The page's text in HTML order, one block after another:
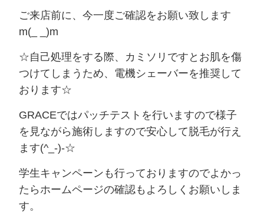
ご来店前に、今一度ご確認をお願い致します
m(_ _)m
☆自己処理をする際、カミソリですとお肌を傷
つけてしまうため、電機シェーバーを推奨して
おります☆
GRACEではパッチテストを行いますので様子
を見ながら施術しますので安心して脱毛が行え
ます(^_-)-☆
学生キャンペーンも行っておりますのでよかっ
たらホームページの確認もよろしくお願いしま
す。